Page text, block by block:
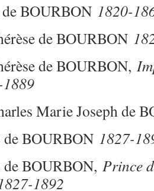
BOURBON 1820-
de BOURBON
de BOURBON,
Marie Joseph de
de BOURBON 1827-
BOURBON, Prince
1892